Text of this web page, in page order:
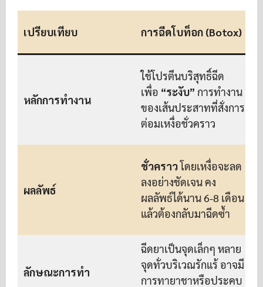
เปรียบเทียบ การฉีดโบท็อก (Botox)
หลักการทำงาน
ใช้โปรตีนบริสุทธิ์ฉีด
เพื่อ “ระงับ” การทำงาน
ของเส้นประสาทที่สั่งการ
ต่อมเหงื่อชั่วคราว
ผลลัพธ์
ชั่วคราวโดยเหงื่อจะลด
ลงอย่างชัดเจน คง
ผลลัพธ์ได้นาน 6-8 เดือน
แล้วต้องกลับมาฉีดซ้ำ
ลักษณะการทำ
ฉีดยาเป็นจุดเล็กๆ หลาย
จุดทั่วบริเวณรักแร้ อาจมี
การทายาชาหรือประคบ